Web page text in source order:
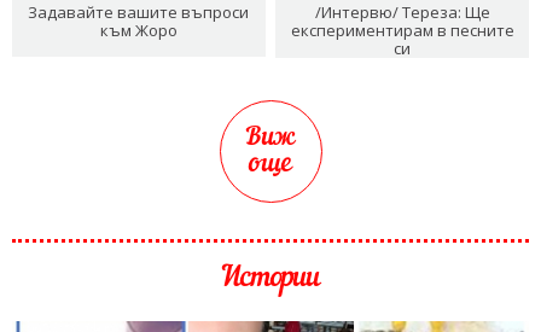
Задавайте вашите въпроси
към Жоро
/Интервю/ Тереза: Ще
експериментирам в песните
си
Виж
още
Истории